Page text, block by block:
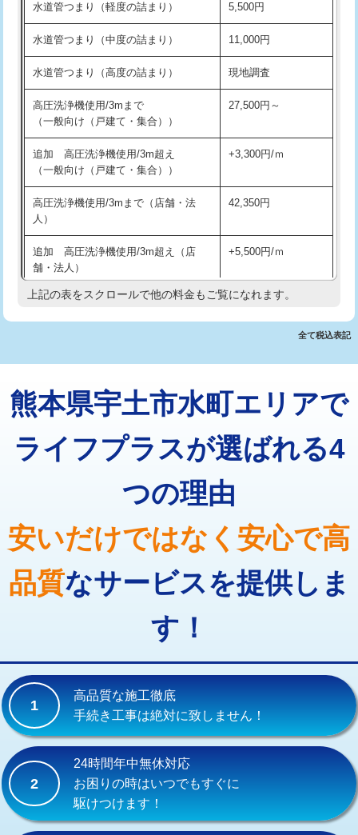
洗面台設置 38,500円
化粧台設置 22,000円
追加人工 16,500円
廃棄・処分 現場見積
※給水管工事は20mmまでの価格です。
交換・取付(排水栓・排水トラップ
22,000円+材料費
持込商品取付（混合水栓）
持込商品取付（浄水器・分岐水栓） 16,500円
業）
排水管工事（追加 排水管工事/3ｍ超
え）
マス交換（土の掘削・埋め戻し作業） 11,000円~
マス交換（深さ50㎝以上） 66,000円
コンクリート斫り（厚さ10㎝超え） 38,500円
モルタル補修（厚さ10㎝まで） 27,500円
38,500円
追加人工 16,500円
廃棄・処分 現場見積
水道管つまり（軽度の詰まり） 5,500円
水道管つまり（中度の詰まり） 11,000円
水道管つまり（高度の詰まり） 現地調査
高圧洗浄機使用/3mまで
（一般向け（戸建て・集合））
27,500円～
追加 高圧洗浄機使用/3m超え
（一般向け（戸建て・集合））
+3,300円/ｍ
高圧洗浄機使用/3mまで（店舗・法
人）
42,350円
追加 高圧洗浄機使用/3m超え（店
舗・法人）
+5,500円/ｍ
高度高圧洗浄換 現地調査
トーラー機使用/3mまで 33,000円
追加トーラー機使用/3m超え +3,300円
33,000円
桝清掃 8,800円
止水・漏水調査・防水処理・清掃・修
11,000円
止水・漏水調査・防水処理・清掃・修
22,000円
止水・漏水調査・防水処理・清掃・修
33,000円
交換・取付（タンク） 22,000円+材料費
交換・取付(単水栓（壁付・デッキ
式）)
13,200円+材料費
交換・取付(混合水栓（壁付・デッキ
式・ワンホール）)
交換・取付(排水栓・排水トラップ
（P/S/ポップアップ））
上記の表をスクロールで他の料金もご覧になれます。
全て税込表記
熊本県宇土市水町エリアで
ライフプラスが選ばれる4
つの理由
安いだけではなく安心で高
品質なサービスを提供しま
す！
1
高品質な施工徹底
手続き工事は絶対に致しません！
2
24時間年中無休対応
お困りの時はいつでもすぐに
駆けつけます！